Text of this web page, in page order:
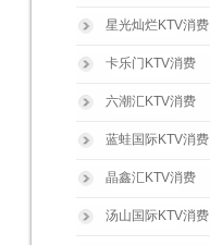
星光灿烂KTV消费
卡乐门KTV消费
六潮汇KTV消费
蓝蛙国际KTV消费
晶鑫汇KTV消费
汤山国际KTV消费